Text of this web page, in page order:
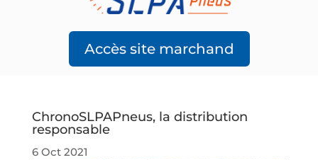
Accès site marchand
ChronoSLPAPneus, la distribution
responsable
6 Oct 2021